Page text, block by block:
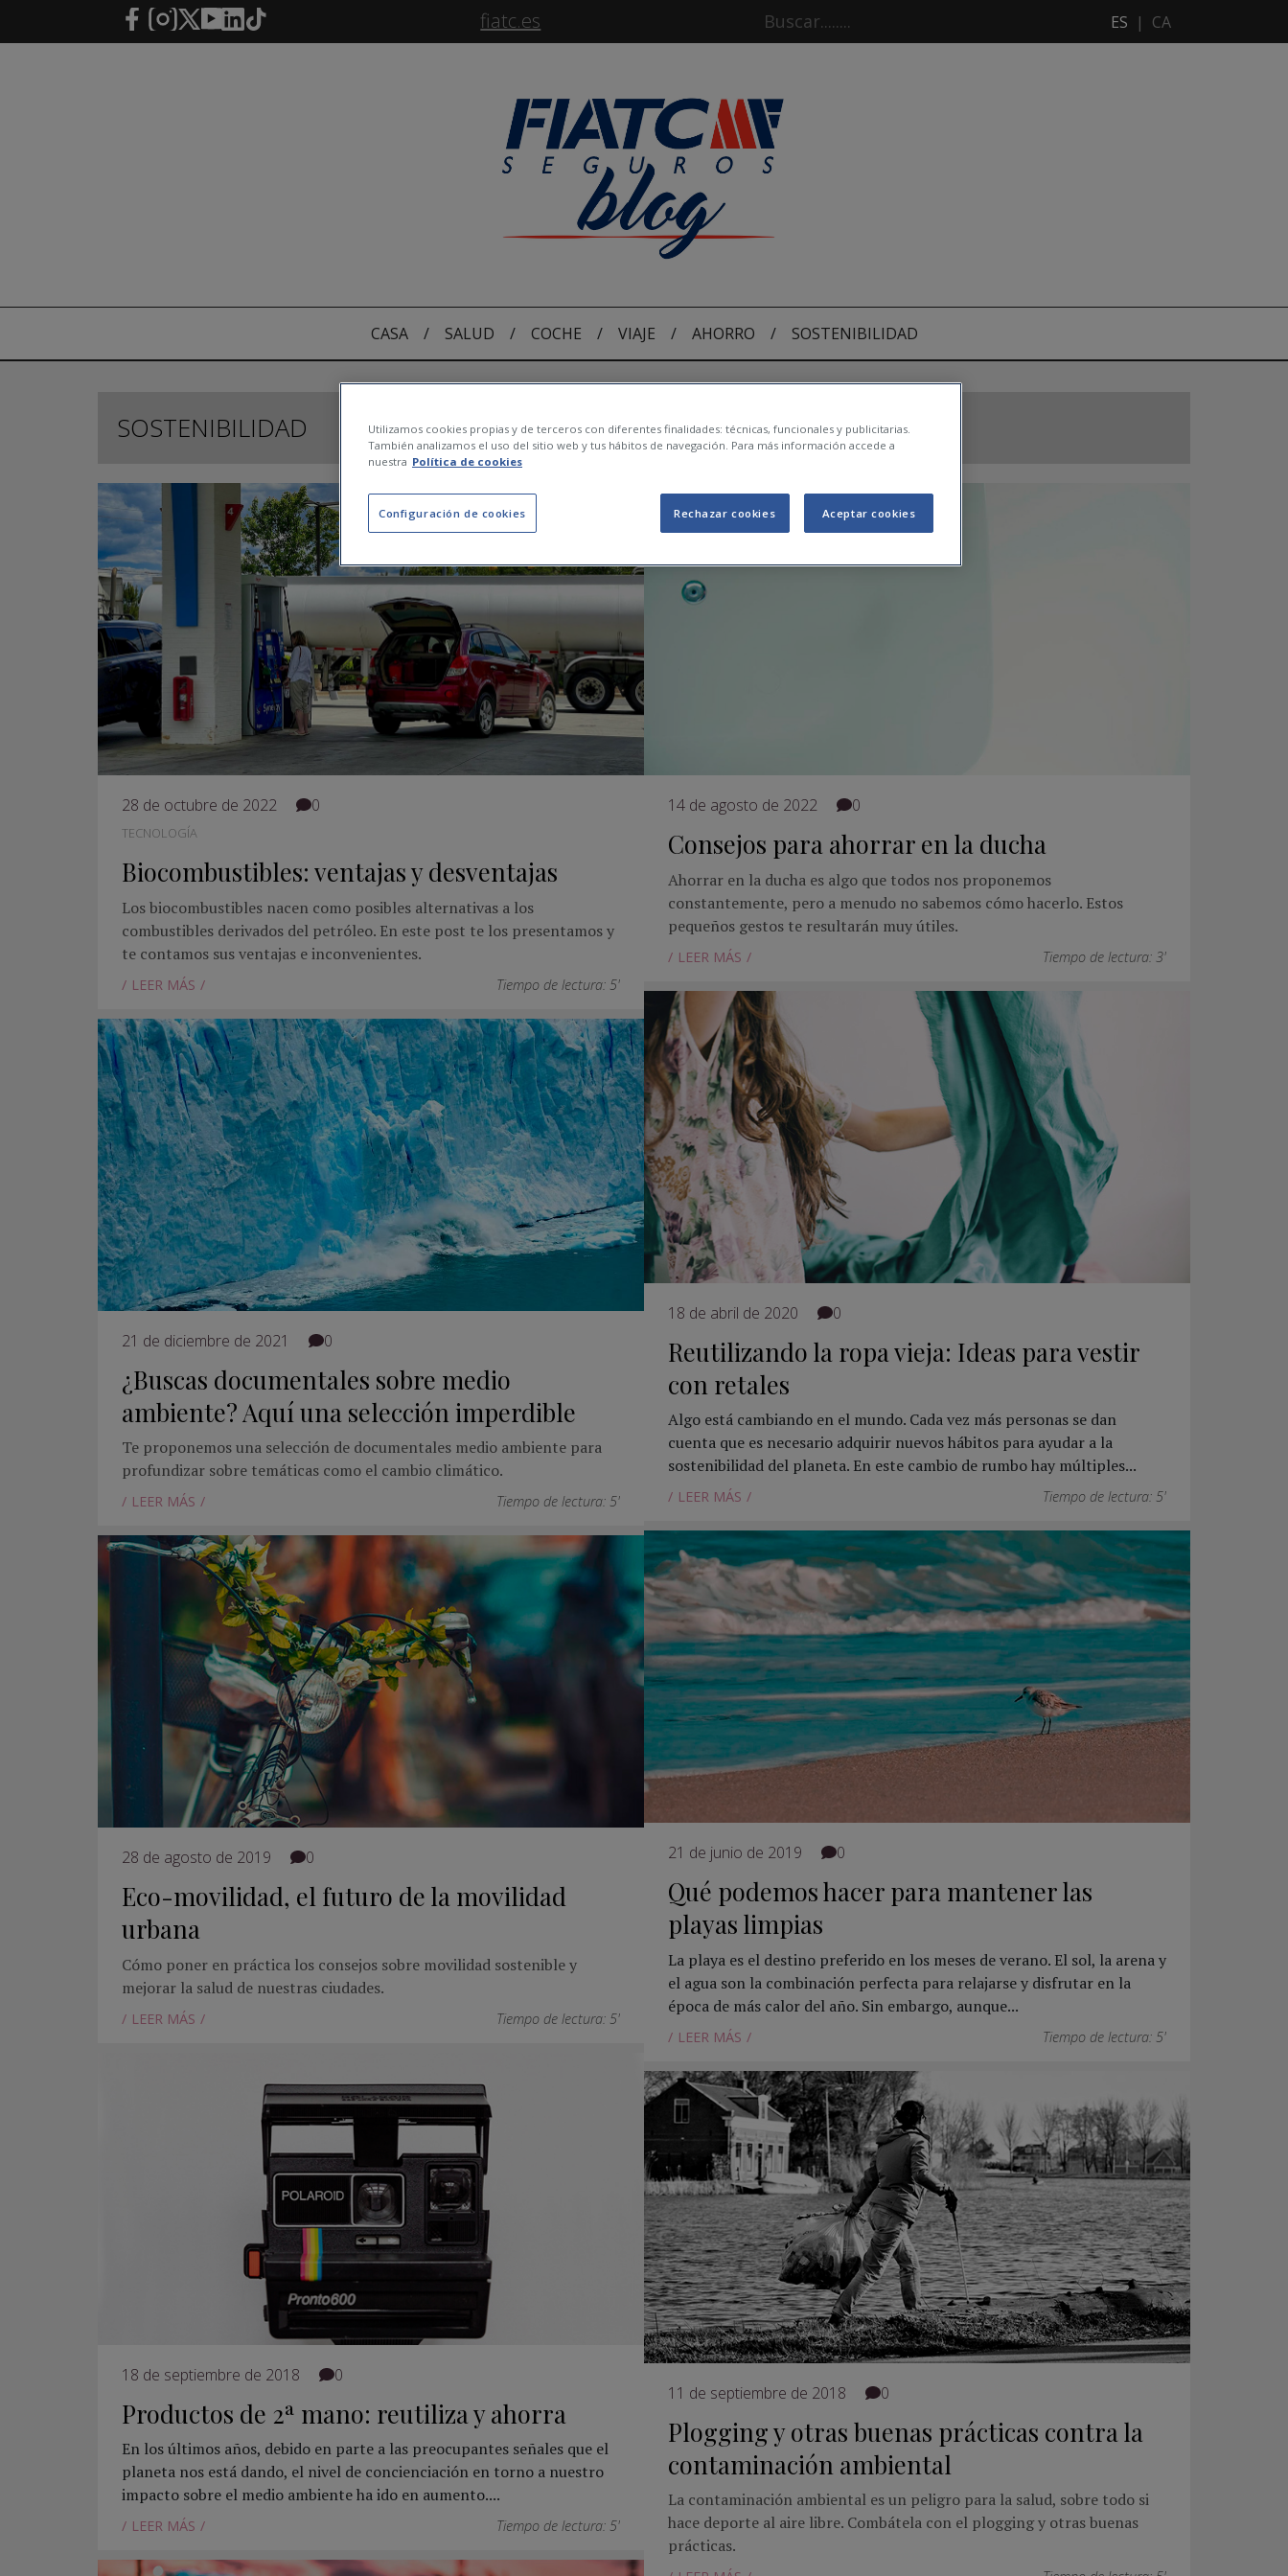
Saltar al contenido principal fiatc.es ES | CA
CASA / SALUD / COCHE / VIAJE / AHORRO / SOSTENIBILIDAD
SOSTENIBILIDAD
28 de octubre de 2022 0
TECNOLOGÍA
Biocombustibles: ventajas y desventajas
Los biocombustibles nacen como posibles alternativas a los
combustibles derivados del petróleo. En este post te los presentamos y
te contamos sus ventajas e inconvenientes.
LEER MÁS Tiempo de lectura: 5'
21 de diciembre de 2021 0
¿Buscas documentales sobre medio
ambiente? Aquí una selección imperdible
Te proponemos una selección de documentales medio ambiente para
profundizar sobre temáticas como el cambio climático.
LEER MÁS Tiempo de lectura: 5'
28 de agosto de 2019 0
Eco-movilidad, el futuro de la movilidad
urbana
Cómo poner en práctica los consejos sobre movilidad sostenible y
mejorar la salud de nuestras ciudades.
LEER MÁS Tiempo de lectura: 5'
18 de septiembre de 2018 0
Productos de 2ª mano: reutiliza y ahorra
En los últimos años, debido en parte a las preocupantes señales que el
planeta nos está dando, el nivel de concienciación en torno a nuestro
impacto sobre el medio ambiente ha ido en aumento....
LEER MÁS Tiempo de lectura: 5'
14 de agosto de 2022 0
Consejos para ahorrar en la ducha
Ahorrar en la ducha es algo que todos nos proponemos
constantemente, pero a menudo no sabemos cómo hacerlo. Estos
pequeños gestos te resultarán muy útiles.
LEER MÁS Tiempo de lectura: 3'
18 de abril de 2020 0
Reutilizando la ropa vieja: Ideas para vestir
con retales
Algo está cambiando en el mundo. Cada vez más personas se dan
cuenta que es necesario adquirir nuevos hábitos para ayudar a la
sostenibilidad del planeta. En este cambio de rumbo hay múltiples...
LEER MÁS Tiempo de lectura: 5'
21 de junio de 2019 0
Qué podemos hacer para mantener las
playas limpias
La playa es el destino preferido en los meses de verano. El sol, la arena y
el agua son la combinación perfecta para relajarse y disfrutar en la
época de más calor del año. Sin embargo, aunque...
LEER MÁS Tiempo de lectura: 5'
11 de septiembre de 2018 0
Plogging y otras buenas prácticas contra la
contaminación ambiental
La contaminación ambiental es un peligro para la salud, sobre todo si
hace deporte al aire libre. Combátela con el plogging y otras buenas
prácticas.
Utilizamos cookies propias y de terceros con diferentes finalidades: técnicas, funcionales y publicitarias.
También analizamos el uso del sitio web y tus hábitos de navegación. Para más información accede a
nuestra Política de cookies
Configuración de cookies Rechazar cookies Aceptar cookies